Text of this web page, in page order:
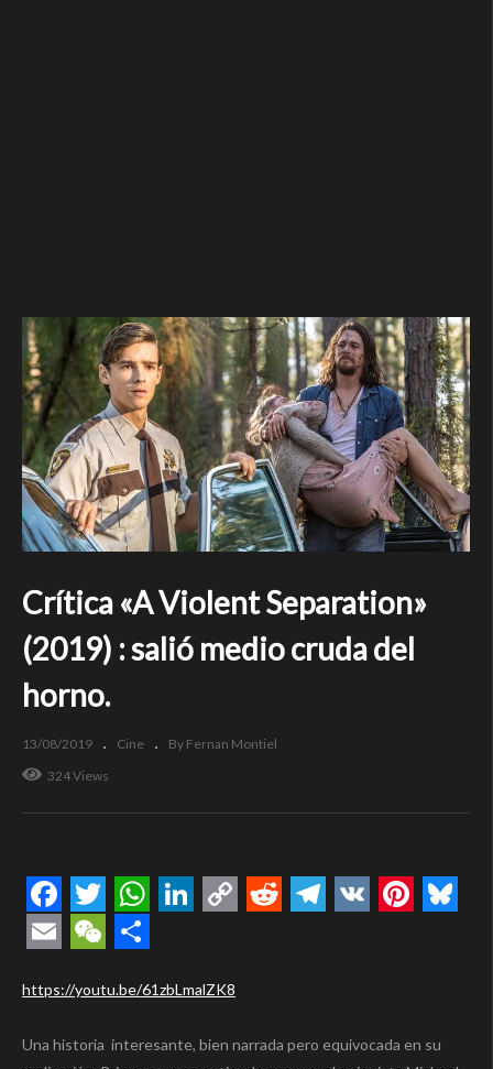
Crítica «A Violent Separation»
(2019) : salió medio cruda del
horno.
13/08/2019 Cine
By Fernan Montiel
324 Views
Facebook
TwitterWhatsApp
https://youtu.be/61zbLmalZK8
Una historia interesante, bien narrada pero equivocada en su